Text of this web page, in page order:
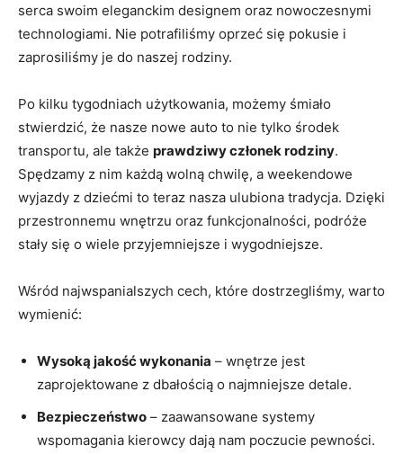
serca swoim eleganckim designem oraz nowoczesnymi
technologiami. Nie potrafiliśmy oprzeć się pokusie i
zaprosiliśmy je do naszej rodziny.
Po kilku tygodniach użytkowania, możemy śmiało
stwierdzić, że nasze nowe auto to nie tylko środek
transportu, ale także prawdziwy członek rodziny.
Spędzamy z nim każdą wolną chwilę, a weekendowe
wyjazdy z dziećmi to teraz nasza ulubiona tradycja. Dzięki
przestronnemu wnętrzu oraz funkcjonalności, podróże
stały się o wiele przyjemniejsze i wygodniejsze.
Wśród najwspanialszych cech, które dostrzegliśmy, warto
wymienić:
Wysoką jakość wykonania – wnętrze jest
zaprojektowane z dbałością o najmniejsze detale.
Bezpieczeństwo – zaawansowane systemy
wspomagania kierowcy dają nam poczucie pewności.